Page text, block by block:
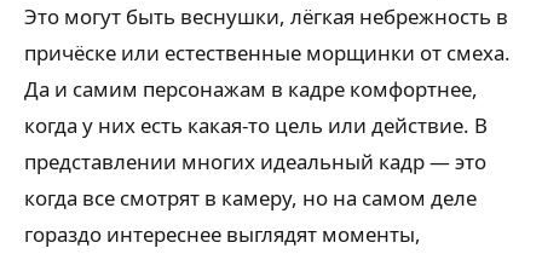
Это могут быть веснушки, лёгкая небрежность в
причёске или естественные морщинки от смеха.
Да и самим персонажам в кадре комфортнее,
когда у них есть какая-то цель или действие. В
представлении многих идеальный кадр — это
когда все смотрят в камеру, но на самом деле
гораздо интереснее выглядят моменты,